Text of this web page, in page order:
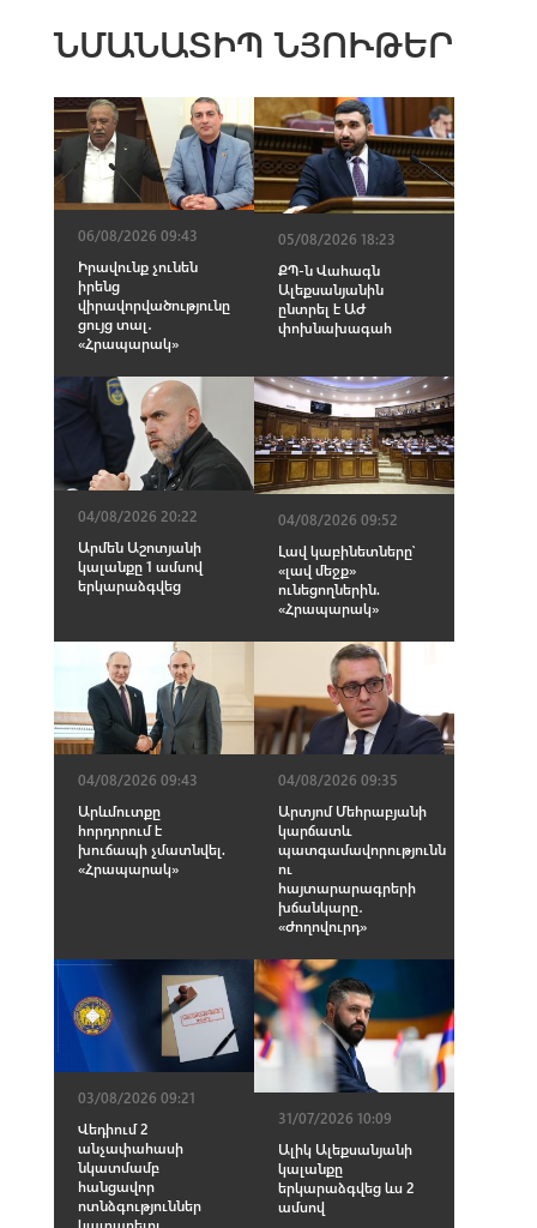
ՆՄԱՆԱՏԻՊ ՆՅՈՒԹԵՐ
06/08/2026 09:43
Իրավունք չունեն
իրենց
վիրավորվածությունը
ցույց տալ․
«Հրապարակ»
05/08/2026 18:23
ՔՊ-ն Վահագն
Ալեքսանյանին
ընտրել է ԱԺ
փոխնախագահ
04/08/2026 20:22
Արմեն Աշոտյանի
կալանքը 1 ամսով
երկարաձգվեց
04/08/2026 09:52
Լավ կաբինետները՝
«լավ մեջք»
ունեցողներին.
«Հրապարակ»
04/08/2026 09:43
Արևմուտքը
հորդորում է
խուճապի չմատնվել.
«Հրապարակ»
04/08/2026 09:35
Արտյոմ Մեհրաբյանի
կարճատև
պատգամավորությունն
ու
հայտարարագրերի
խճանկարը․
«Ժողովուրդ»
03/08/2026 09:21
Վեդիում 2
անչափահասի
նկատմամբ
հանցավոր
ոտնձգություններ
31/07/2026 10:09
Ալիկ Ալեքսանյանի
կալանքը
երկարաձգվեց ևս 2
ամսով